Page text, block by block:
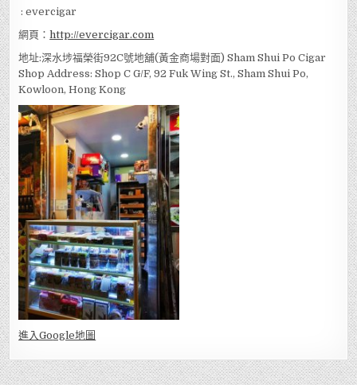
: evercigar
網頁：http://evercigar.com
地址:深水埗福榮街92C號地舖(黃金商場對面) Sham Shui Po Cigar
Shop Address: Shop C G/F, 92 Fuk Wing St., Sham Shui Po,
Kowloon, Hong Kong
進入Google地圖